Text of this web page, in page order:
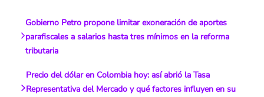
Gobierno Petro propone limitar exoneración de aportes
parafiscales a salarios hasta tres mínimos en la reforma
tributaria
Precio del dólar en Colombia hoy: así abrió la Tasa
Representativa del Mercado y qué factores influyen en su